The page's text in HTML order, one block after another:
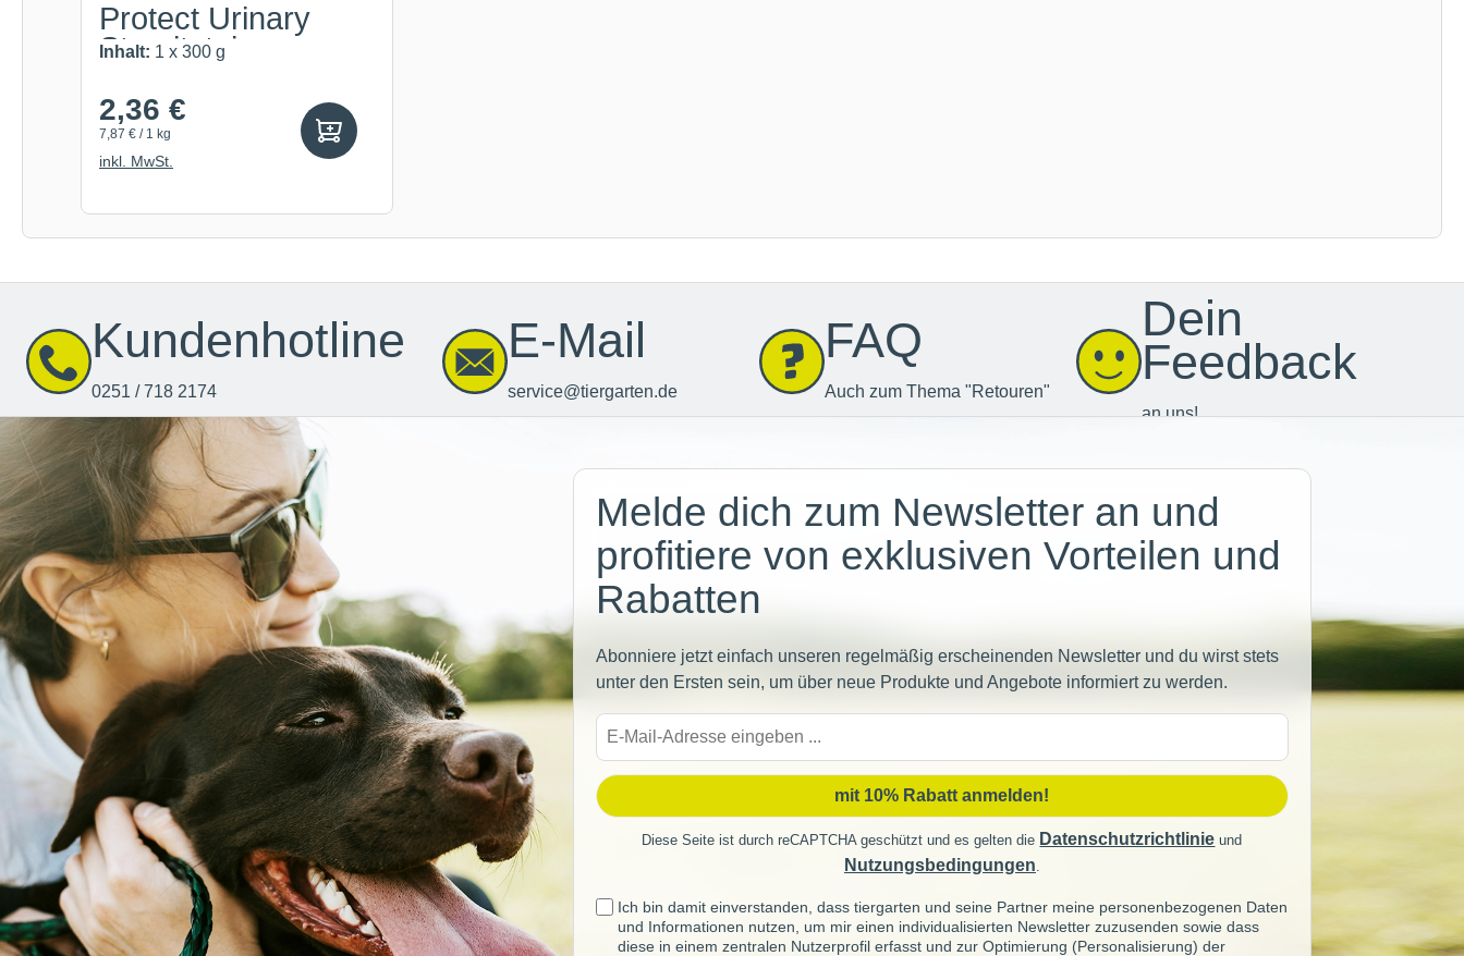
Protect Urinary
Struvitstein
Inhalt: 1 x 300 g
2,36 €
7,87 € / 1 kg
inkl. MwSt.
Kundenhotline
0251 / 718 2174
E-Mail
service@tiergarten.de
FAQ
Auch zum Thema "Retouren"
Dein
Feedback
an uns!
Melde dich zum Newsletter an und
profitiere von exklusiven Vorteilen und
Rabatten
Abonniere jetzt einfach unseren regelmäßig erscheinenden Newsletter und du wirst stets
unter den Ersten sein, um über neue Produkte und Angebote informiert zu werden.
Adresse
mit 10% Rabatt anmelden!
Diese Seite ist durch reCAPTCHA geschützt und es gelten die Datenschutzrichtlinie und
Nutzungsbedingungen.
Ich bin damit einverstanden, dass tiergarten und seine Partner meine personenbezogenen Daten
und Informationen nutzen, um mir einen individualisierten Newsletter zuzusenden sowie dass
diese in einem zentralen Nutzerprofil erfasst und zur Optimierung (Personalisierung) der